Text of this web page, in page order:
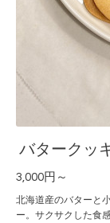
バタークッ
3,000円～
北海道産のバターと
ー。サクサクした食